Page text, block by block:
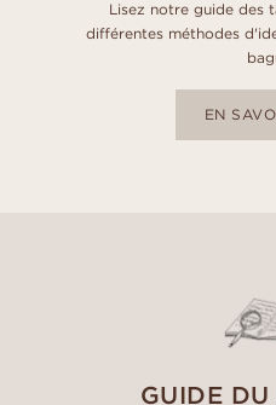
Lisez notre guide des
différentes méthodes
EN
GUIDE